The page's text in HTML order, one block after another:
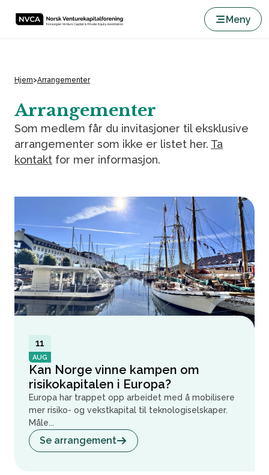
Meny
Hjem>Arrangementer
Arrangementer
Som medlem får du invitasjoner til eksklusive
arrangementer som ikke er listet her. Ta
kontakt for mer informasjon.
11
AUG
Kan Norge vinne kampen om
risikokapitalen i Europa?
Europa har trappet opp arbeidet med å mobilisere
mer risiko- og vekstkapital til teknologiselskaper.
Måle...
Se arrangement